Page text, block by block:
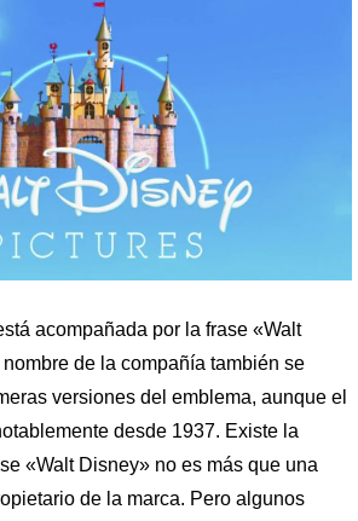
acompañada por la frase «Walt
de la compañía también se
versiones del emblema, aunque el
desde 1937. Existe la
«Walt Disney» no es más que una
de la marca. Pero algunos